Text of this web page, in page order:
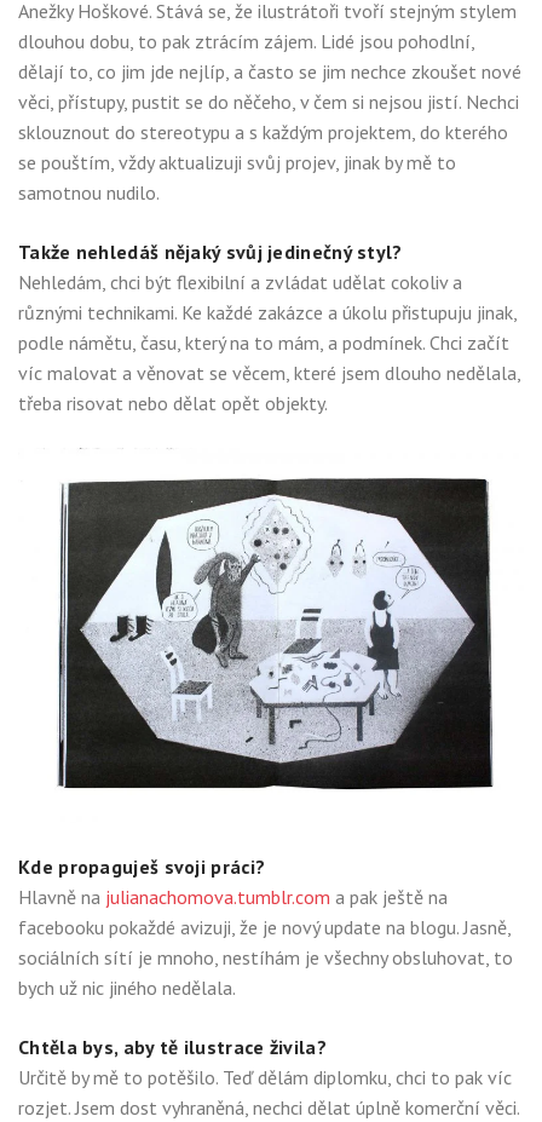
Anežky Hoškové. Stává se, že ilustrátoři tvoří stejným stylem
dlouhou dobu, to pak ztrácím zájem. Lidé jsou pohodlní,
dělají to, co jim jde nejlíp, a často se jim nechce zkoušet nové
věci, přístupy, pustit se do něčeho, v čem si nejsou jistí. Nechci
sklouznout do stereotypu a s každým projektem, do kterého
se pouštím, vždy aktualizuji svůj projev, jinak by mě to
samotnou nudilo.
Takže nehledáš nějaký svůj jedinečný styl?
Nehledám, chci být flexibilní a zvládat udělat cokoliv a
různými technikami. Ke každé zakázce a úkolu přistupuju jinak,
podle námětu, času, který na to mám, a podmínek. Chci začít
víc malovat a věnovat se věcem, které jsem dlouho nedělala,
třeba risovat nebo dělat opět objekty.
Kde propaguješ svoji práci?
Hlavně na julianachomova.tumblr.com a pak ještě na
facebooku pokaždé avizuji, že je nový update na blogu. Jasně,
sociálních sítí je mnoho, nestíhám je všechny obsluhovat, to
bych už nic jiného nedělala.
Chtěla bys, aby tě ilustrace živila?
Určitě by mě to potěšilo. Teď dělám diplomku, chci to pak víc
rozjet. Jsem dost vyhraněná, nechci dělat úplně komerční věci.